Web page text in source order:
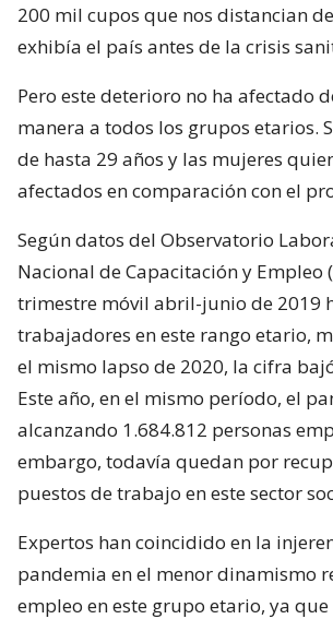
200 mil cupos que nos distancian
exhibía el país antes de la crisis
Pero este deterioro no ha afectado
manera a todos los grupos etarios.
de hasta 29 años y las mujeres
afectados en comparación con el
Según datos del Observatorio
Nacional de Capacitación y Empleo
trimestre móvil abril-junio de 2019
trabajadores en este rango etario,
el mismo lapso de 2020, la cifra
Este año, en el mismo período, el
alcanzando 1.684.812 personas
embargo, todavía quedan por
puestos de trabajo en este sector
Expertos han coincidido en la
pandemia en el menor dinamismo
empleo en este grupo etario, ya